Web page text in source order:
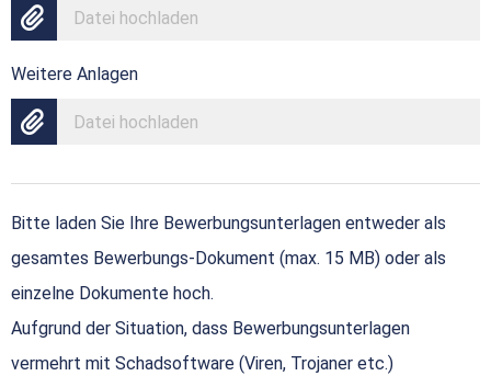
Datei hochladen
Weitere Anlagen
Datei hochladen
Bitte laden Sie Ihre Bewerbungsunterlagen entweder als
gesamtes Bewerbungs-Dokument (max. 15 MB) oder als
einzelne Dokumente hoch.
Aufgrund der Situation, dass Bewerbungsunterlagen
vermehrt mit Schadsoftware (Viren, Trojaner etc.)